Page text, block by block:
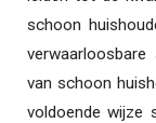
schoon
van schoon
voldoende wijze